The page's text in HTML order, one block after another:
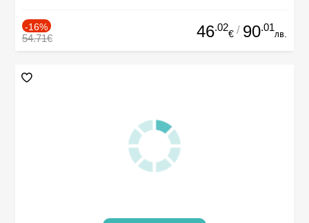
-16%
54.71€ 46.02
€ / 90.01
лв.